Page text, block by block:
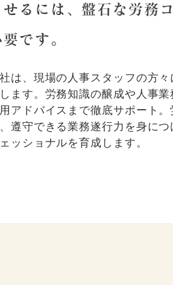
せるには、盤石な労務
です。
は、現場の人事スタッフの方
ます。労務知識の醸成や人事
アドバイスまで徹底サポート
遵守できる業務遂行力を身に
ッショナルを育成します。